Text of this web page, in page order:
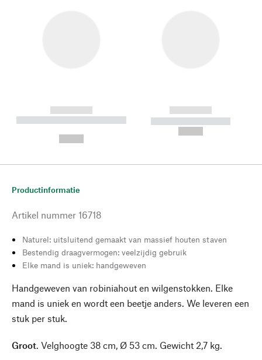
------------
----------- ----------- --------
------------
----------- -----------
Productinformatie
Artikel nummer 16718
Naturel: uitsluitend gemaakt van massief houten staven
Bestendig draagvermogen: veelzijdig gebruik
Elke mand is uniek: handgeweven
Handgeweven van robiniahout en wilgenstokken. Elke
mand is uniek en wordt een beetje anders. We leveren een
stuk per stuk.
Groot. Velghoogte 38 cm, Ø 53 cm. Gewicht 2,7 kg.